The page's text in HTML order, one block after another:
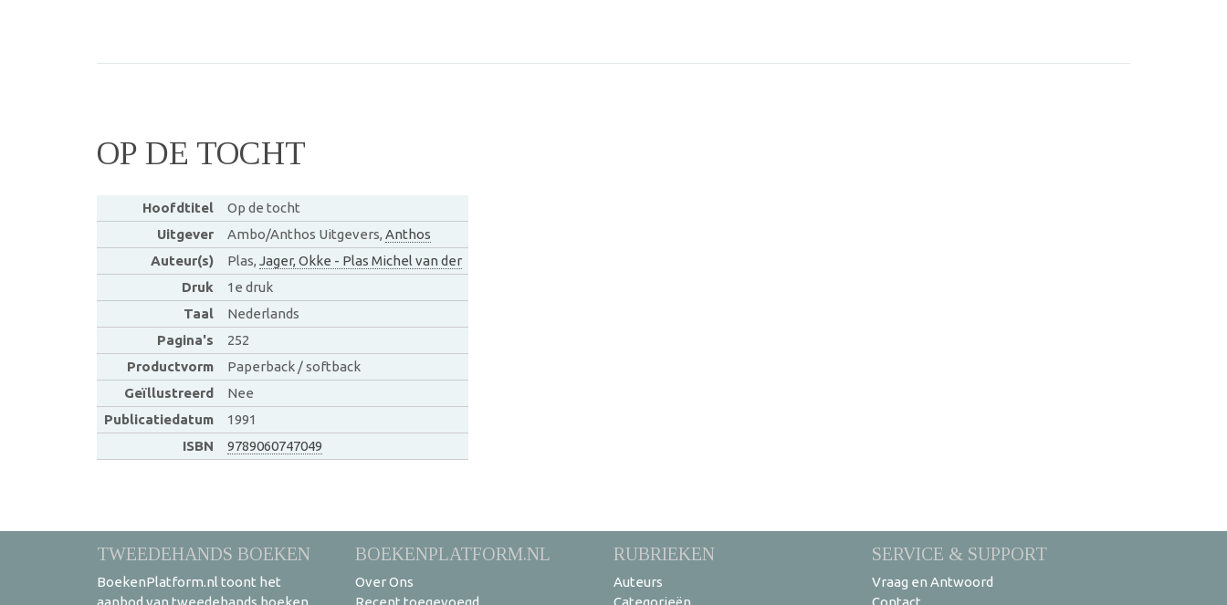
OP DE TOCHT
Hoofdtitel
Op de tocht
Uitgever
Ambo/Anthos Uitgevers, Anthos
Auteur(s)
Plas, Jager, Okke - Plas Michel van der
Druk
1e druk
Taal
Nederlands
Pagina's
252
Productvorm
Paperback / softback
Geïllustreerd
Nee
Publicatiedatum
1991
ISBN
9789060747049
TWEEDEHANDS BOEKEN
BoekenPlatform.nl toont het
aanbod van tweedehands boeken
BOEKENPLATFORM.NL
Over Ons
Recent toegevoegd
RUBRIEKEN
Auteurs
Categorieën
SERVICE & SUPPORT
Vraag en Antwoord
Contact